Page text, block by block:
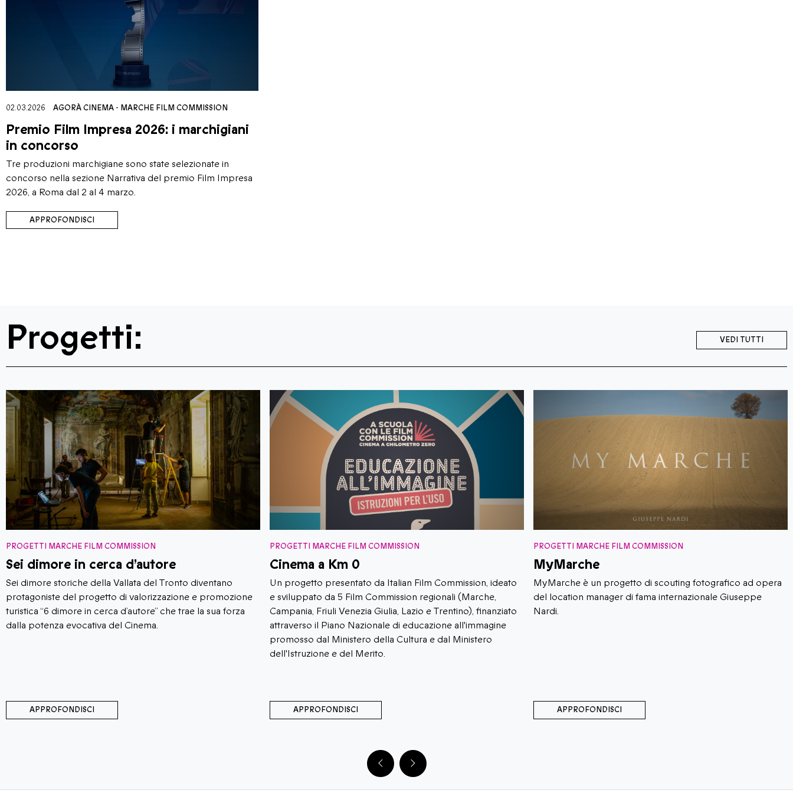
02.03.2026 AGORÀ CINEMA- MARCHE FILM COMMISSION
Premio Film Impresa 2026: i marchigiani
in concorso
Tre produzioni marchigiane sono state selezionate in
concorso nella sezione Narrativa del premio Film Impresa
2026, a Roma dal 2 al 4 marzo.
APPROFONDISCI
Progetti: VEDI TUTTI
PROGETTI MARCHE FILM COMMISSION
Sei dimore in cerca d’autore
Sei dimore storiche della Vallata del Tronto diventano
protagoniste del progetto di valorizzazione e promozione
turistica “6 dimore in cerca d’autore” che trae la sua forza
dalla potenza evocativa del Cinema.
APPROFONDISCI
PROGETTI MARCHE FILM COMMISSION
Cinema a Km 0
Un progetto presentato da Italian Film Commission, ideato
e sviluppato da 5 Film Commission regionali (Marche,
Campania, Friuli Venezia Giulia, Lazio e Trentino), finanziato
attraverso il Piano Nazionale di educazione all'immagine
promosso dal Ministero della Cultura e dal Ministero
dell'Istruzione e del Merito.
APPROFONDISCI
PROGETTI MARCHE FILM COMMISSION
MyMarche
MyMarche è un progetto di scouting fotografico ad opera
del location manager di fama internazionale Giuseppe
Nardi.
APPROFONDISCI